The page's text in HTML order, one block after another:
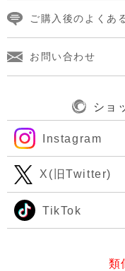
ご購入後のよくあ
お問い合わせ
ショ
Instagram
X(旧Twitter)
TikTok
類